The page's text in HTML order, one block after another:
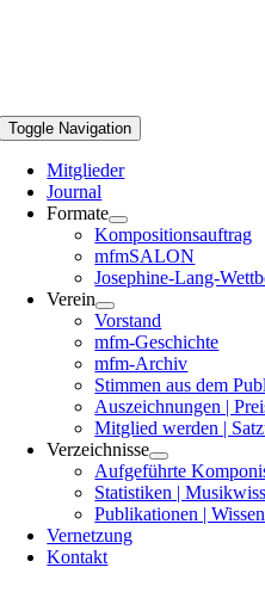
Toggle Navigation
Mitglieder
Journal
Formate
Kompositionsauftrag
mfmSALON
Josephine-Lang-
Verein
Vorstand
mfm-Geschichte
mfm-Archiv
Stimmen aus dem
Auszeichnungen |
Mitglied werden |
Verzeichnisse
Aufgeführte
Statistiken |
Publikationen |
Vernetzung
Kontakt